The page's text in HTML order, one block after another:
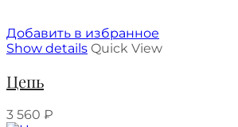
Добавить в избранное
Show details Quick View
Цепь
3 560 ₽